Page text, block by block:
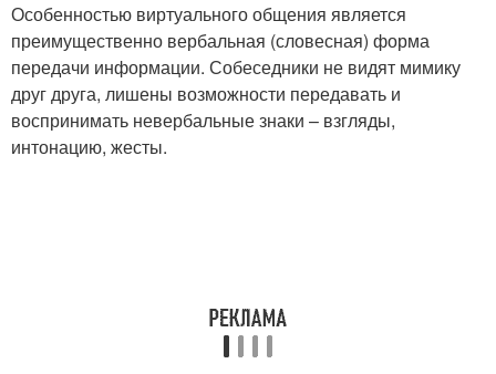
Особенностью виртуального общения является
преимущественно вербальная (словесная) форма
передачи информации. Собеседники не видят мимику
друг друга, лишены возможности передавать и
воспринимать невербальные знаки – взгляды,
интонацию, жесты.